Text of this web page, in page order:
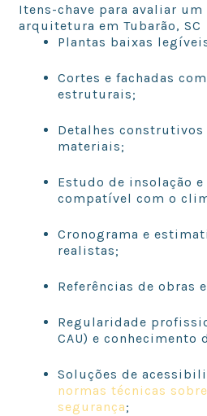
Itens-chave para avaliar
arquitetura em Tubarão, SC
Plantas baixas
Cortes e fachadas
estruturais;
Detalhes construtivos
materiais;
Estudo de insolação
compatível com o
Cronograma e
realistas;
Referências de obras
Regularidade
CAU) e conhecimento
Soluções de
normas técnicas
segurança;